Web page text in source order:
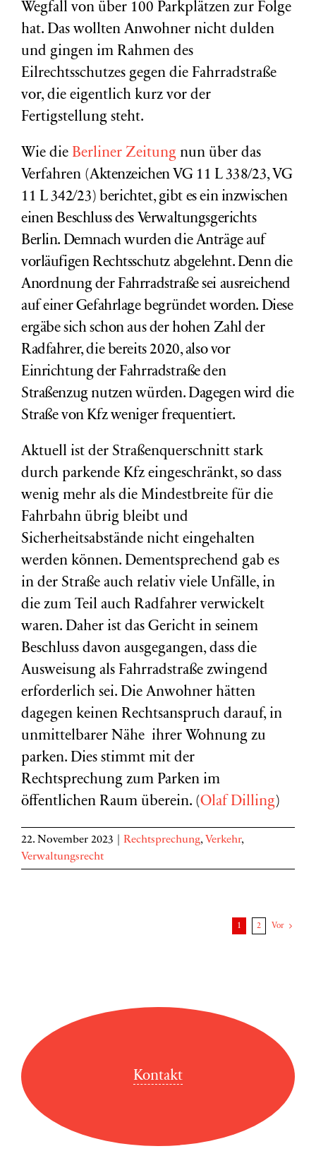
Wegfall von über 100 Parkplätzen zur Folge
hat. Das wollten Anwohner nicht dulden
und gingen im Rahmen des
Eilrechtsschutzes gegen die Fahrradstraße
vor, die eigentlich kurz vor der
Fertigstellung steht.
Wie die Berliner Zeitung nun über das
Verfahren (Aktenzeichen VG 11 L 338/23, VG
11 L 342/23) berichtet, gibt es ein inzwischen
einen Beschluss des Verwaltungsgerichts
Berlin. Demnach wurden die Anträge auf
vorläufigen Rechtsschutz abgelehnt. Denn die
Anordnung der Fahrradstraße sei ausreichend
auf einer Gefahrlage begründet worden. Diese
ergäbe sich schon aus der hohen Zahl der
Radfahrer, die bereits 2020, also vor
Einrichtung der Fahrradstraße den
Straßenzug nutzen würden. Dagegen wird die
Straße von Kfz weniger frequentiert.
Aktuell ist der Straßenquerschnitt stark
durch parkende Kfz eingeschränkt, so dass
wenig mehr als die Mindestbreite für die
Fahrbahn übrig bleibt und
Sicherheitsabstände nicht eingehalten
werden können. Dementsprechend gab es
in der Straße auch relativ viele Unfälle, in
die zum Teil auch Radfahrer verwickelt
waren. Daher ist das Gericht in seinem
Beschluss davon ausgegangen, dass die
Ausweisung als Fahrradstraße zwingend
erforderlich sei. Die Anwohner hätten
dagegen keinen Rechtsanspruch darauf, in
unmittelbarer Nähe ihrer Wohnung zu
parken. Dies stimmt mit der
Rechtsprechung zum Parken im
öffentlichen Raum überein. (Olaf Dilling)
22. November 2023 Rechtsprechung, Verkehr,
Verwaltungsrecht
1 2 Vor
Kontakt